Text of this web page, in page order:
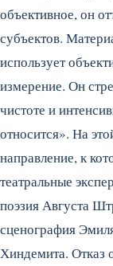
объективное, он
субъектов.
использует
измерение. Он
чистоте и
относится». На
направление, к
театральные
поэзия Августа
сценография
Хиндемита. Отказ